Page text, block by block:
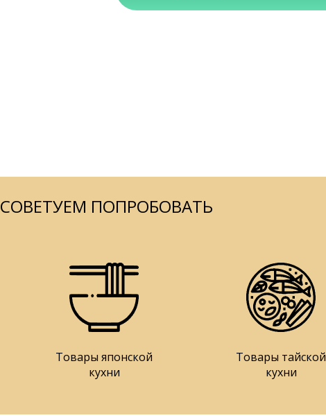
СОВЕТУЕМ ПОПРОБОВАТЬ
Товары японской
кухни
Товары тайской
кухни